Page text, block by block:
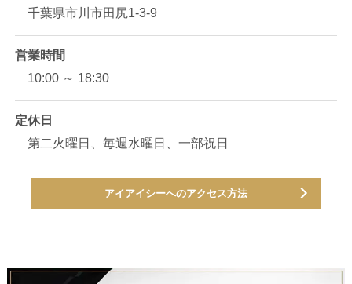
千葉県市川市田尻1-3-9
営業時間
10:00 ～ 18:30
定休日
第二火曜日、毎週水曜日、一部祝日
アイアイシーへのアクセス方法